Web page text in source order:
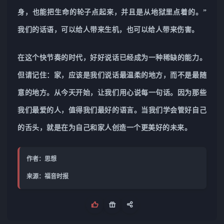
身，也能把生命的轮子点起来，并且是从地狱里点着的。”
我们的话语，可以给人带来生机，也可以给人带来伤害。
在这个快节奏的时代，好好说话已经成为一种稀缺的能力。
但请记住：家，应该是我们说话最温柔的地方，而不是最随
意的地方。从今天开始，让我们用心说每一句话。因为那些
我们最爱的人，值得我们最好的语言。当我们学会管好自己
的舌头，就是在为自己和家人创造一个更美好的未来。
作者：思想
来源：福音时报